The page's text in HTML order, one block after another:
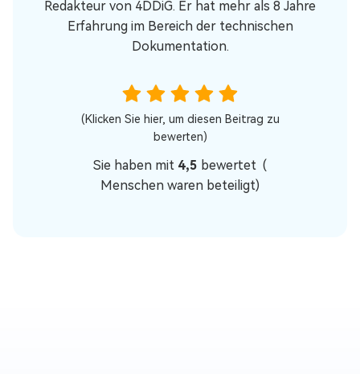
Redakteur von 4DDiG. Er hat mehr als 8 Jahre
Erfahrung im Bereich der technischen
Dokumentation.
(Klicken Sie hier, um diesen Beitrag zu
bewerten)
Sie haben mit 4,5 bewertet (
Menschen waren beteiligt)